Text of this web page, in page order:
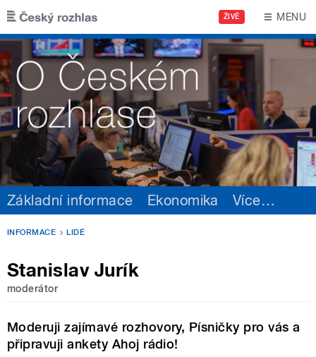
Přejít k hlavnímu obsahu
ŽIVĚ MENU
Základní informace Ekonomika Více…
INFORMACE LIDÉ
Stanislav Jurík
moderátor
Moderuji zajímavé rozhovory, Písničky pro vás a
připravuji ankety Ahoj rádio!